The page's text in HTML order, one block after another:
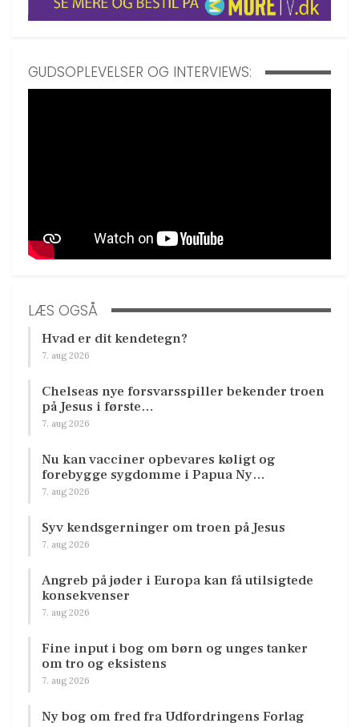
GUDSOPLEVELSER OG INTERVIEWS:
LÆS OGSÅ
Hvad er dit kendetegn?
7. aug 2026
Chelseas nye forsvarsspiller bekender troen
på Jesus i første…
7. aug 2026
Nu kan vacciner opbevares køligt og
forebygge sygdomme i Papua Ny…
7. aug 2026
Syv kendsgerninger om troen på Jesus
7. aug 2026
Angreb på jøder i Europa kan få utilsigtede
konsekvenser
7. aug 2026
Fine input i bog om børn og unges tanker
om tro og eksistens
7. aug 2026
Ny bog om fred fra Udfordringens Forlag